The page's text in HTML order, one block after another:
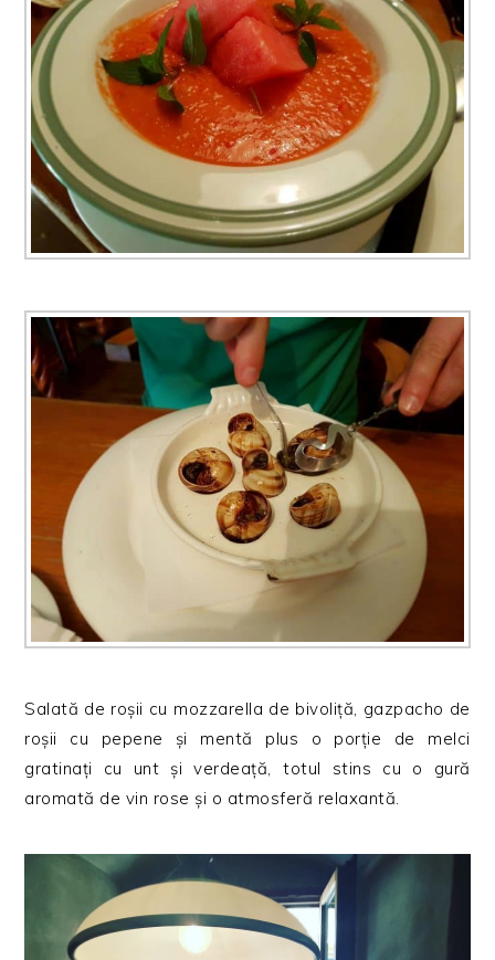
Salată de roșii cu mozzarella de bivoliță, gazpacho de
roșii cu pepene și mentă plus o porție de melci
gratinați cu unt și verdeață, totul stins cu o gură
aromată de vin rose și o atmosferă relaxantă.